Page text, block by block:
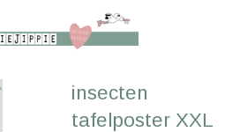
insecten
tafelposter XXL